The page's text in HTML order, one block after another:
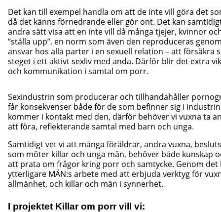
Det kan till exempel handla om att de inte vill göra det
då det känns förnedrande eller gör ont. Det kan
andra sätt visa att en inte vill då många tjejer, kvinnor
”ställa upp”, en norm som även den reproduceras
ansvar hos alla parter i en sexuell relation – att försäkra
steget i ett aktivt sexliv med anda. Därför blir det extra
och kommunikation i samtal om porr.
Sexindustrin som producerar och tillhandahåller
får konsekvenser både för de som befinner sig i
kommer i kontakt med den, därför behöver vi vuxna ta
att föra, reflekterande samtal med barn och unga.
Samtidigt vet vi att många föräldrar, andra vuxna,
som möter killar och unga män, behöver både kunskap
att prata om frågor kring porr och samtycke. Genom
ytterligare MÄN:s arbete med att erbjuda verktyg för
allmänhet, och killar och män i synnerhet.
I projektet Killar om porr vill vi: